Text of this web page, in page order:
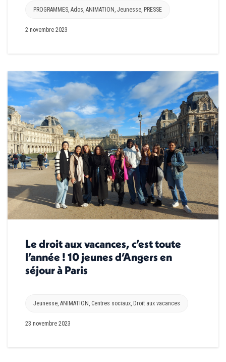
PROGRAMMES, Ados, ANIMATION , Jeunesse, PRESSE
2 novembre 2023
Le droit aux vacances, c’est toute
l’année ! 10 jeunes d’Angers en
séjour à Paris
Jeunesse, ANIMATION , Centres sociaux, Droit aux vacances
23 novembre 2023